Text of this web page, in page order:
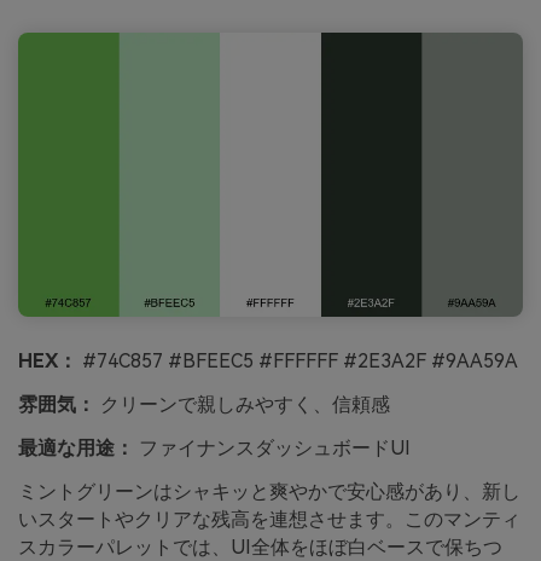
HEX： #74C857 #BFEEC5 #FFFFFF #2E3A2F #9AA59A
雰囲気：
クリーンで親しみやすく、信頼感
最適な用途：
ファイナンスダッシュボードUI
ミントグリーンはシャキッと爽やかで安心感があり、新し
いスタートやクリアな残高を連想させます。このマンティ
スカラーパレットでは、UI全体をほぼ白ベースで保ちつ